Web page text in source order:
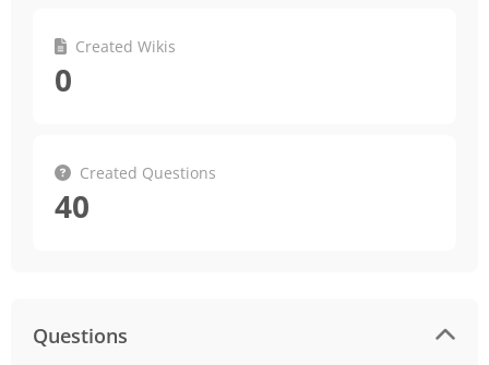
Created Wikis
0
Created Questions
40
Questions